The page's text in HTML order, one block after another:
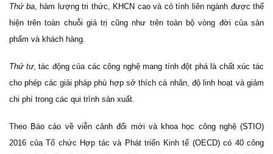
Thứ ba, hàm lượng tri thức, KHCN cao và có tính liên ngành được thể
hiện trên toàn chuỗi giá trị cũng như trên toàn bộ vòng đời của sản
phẩm và khách hàng.
Thứ tư, tác động của các công nghệ mang tính đột phá là chất xúc tác
cho phép các giải pháp phù hợp sở thích cá nhân, độ linh hoạt và giảm
chi phí trong các qui trình sản xuất.
Theo Báo cáo về viễn cảnh đổi mới và khoa học công nghệ (STIO)
2016 của Tổ chức Hợp tác và Phát triển Kinh tế (OECD) có 40 công